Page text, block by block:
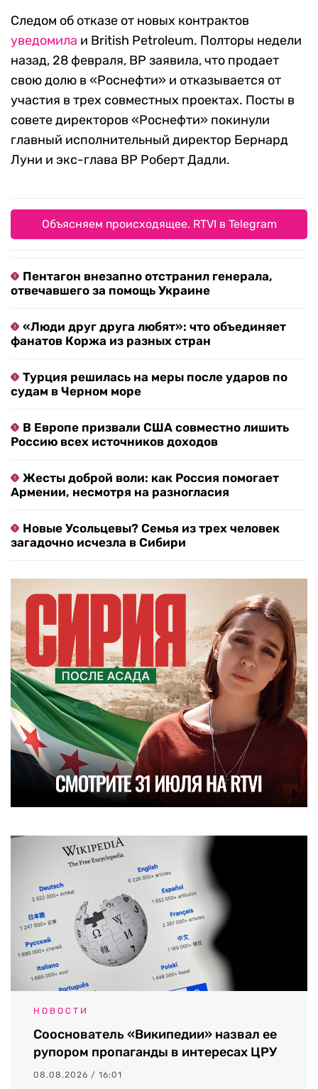
Следом об отказе от новых контрактов
уведомила и British Petroleum. Полторы недели
назад, 28 февраля, BP заявила, что продает
свою долю в «Роснефти» и отказывается от
участия в трех совместных проектах. Посты в
совете директоров «Роснефти» покинули
главный исполнительный директор Бернард
Луни и экс-глава BP Роберт Дадли.
Объясняем происходящее. RTVI в Telegram
Пентагон внезапно отстранил генерала,
отвечавшего за помощь Украине
«Люди друг друга любят»: что объединяет
фанатов Коржа из разных стран
Турция решилась на меры после ударов по
судам в Черном море
В Европе призвали США совместно лишить
Россию всех источников доходов
Жесты доброй воли: как Россия помогает
Армении, несмотря на разногласия
Новые Усольцевы? Семья из трех человек
загадочно исчезла в Сибири
НОВОСТИ
Сооснователь «Википедии» назвал ее
рупором пропаганды в интересах ЦРУ
08.08.2026 / 16:01